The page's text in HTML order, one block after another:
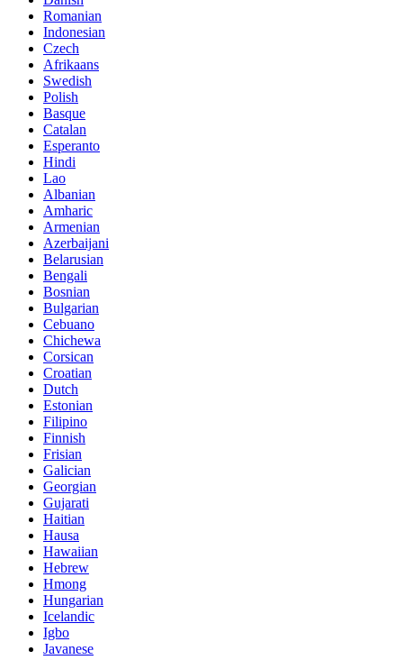
Romanian
Indonesian
Czech
Afrikaans
Swedish
Polish
Basque
Catalan
Esperanto
Hindi
Lao
Albanian
Amharic
Armenian
Azerbaijani
Belarusian
Bengali
Bosnian
Bulgarian
Cebuano
Chichewa
Corsican
Croatian
Dutch
Estonian
Filipino
Finnish
Frisian
Galician
Georgian
Gujarati
Haitian
Hausa
Hawaiian
Hebrew
Hmong
Hungarian
Icelandic
Igbo
Javanese